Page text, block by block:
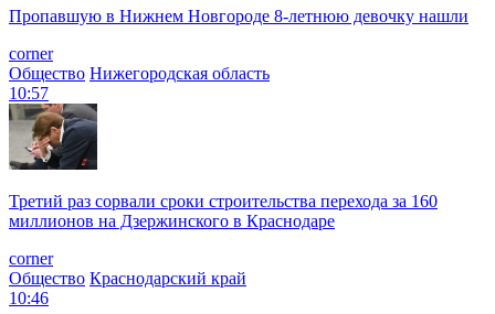
Пропавшую в Нижнем Новгороде 8-летнюю девочку нашли
corner
Общество Нижегородская область
10:57
Третий раз сорвали сроки строительства перехода за 160
миллионов на Дзержинского в Краснодаре
corner
Общество Краснодарский край
10:46